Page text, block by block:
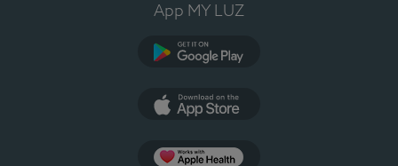
App MY LUZ